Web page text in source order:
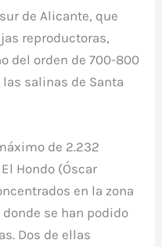
de Alicante, que
reproductoras,
del orden de 700-800
salinas de Santa
de 2.232
Hondo (Óscar
en la zona
se han podido
Dos de ellas